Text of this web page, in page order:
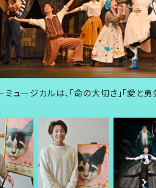
ュージカルは、「命の大切さ」「愛と